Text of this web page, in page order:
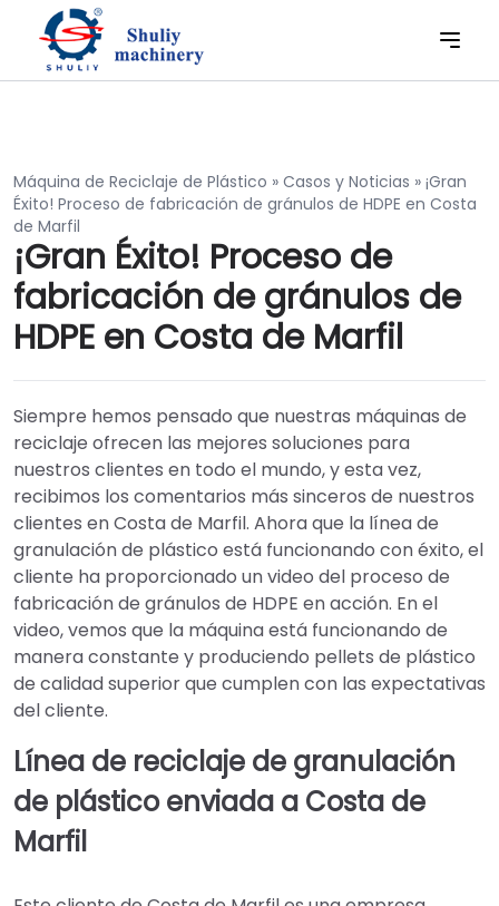
Máquina de Reciclaje de Plástico » Casos y Noticias » ¡Gran
Éxito! Proceso de fabricación de gránulos de HDPE en Costa
de Marfil
¡Gran Éxito! Proceso de
fabricación de gránulos de
HDPE en Costa de Marfil
Siempre hemos pensado que nuestras máquinas de
reciclaje ofrecen las mejores soluciones para
nuestros clientes en todo el mundo, y esta vez,
recibimos los comentarios más sinceros de nuestros
clientes en Costa de Marfil. Ahora que la línea de
granulación de plástico está funcionando con éxito, el
cliente ha proporcionado un video del proceso de
fabricación de gránulos de HDPE en acción. En el
video, vemos que la máquina está funcionando de
manera constante y produciendo pellets de plástico
de calidad superior que cumplen con las expectativas
del cliente.
Línea de reciclaje de granulación
de plástico enviada a Costa de
Marfil